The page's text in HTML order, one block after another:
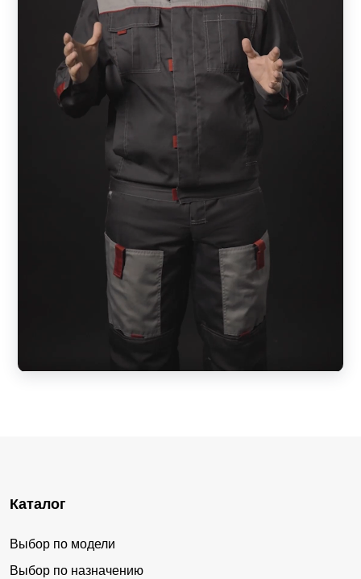
Каталог
Выбор по модели
Выбор по назначению